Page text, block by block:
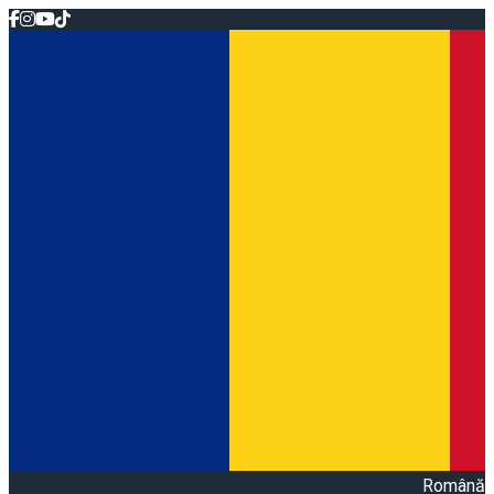
Română